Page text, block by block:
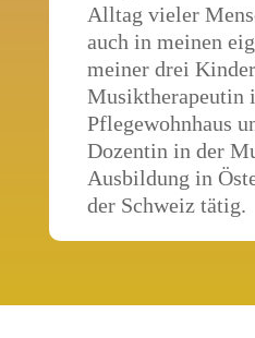
Alltag vieler
auch in meinen
meiner drei
Musiktherapeutin
Pflegewohnhaus
Dozentin in der
Ausbildung in
der Schweiz tätig.​